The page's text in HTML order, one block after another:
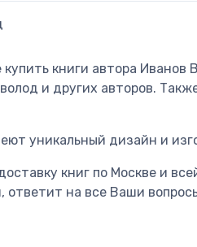
книги автора
и других авторов.
уникальный дизайн и
книг по Москве и
на все Ваши